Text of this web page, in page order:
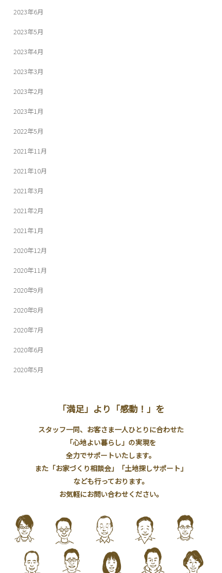
2023年6月
2023年5月
2023年4月
2023年3月
2023年2月
2023年1月
2022年5月
2021年11月
2021年10月
2021年3月
2021年2月
2021年1月
2020年12月
2020年11月
2020年9月
2020年8月
2020年7月
2020年6月
2020年5月
「満足」より「感動！」を
スタッフ一同、お客さま一人ひとりに合わせた
「心地よい暮らし」の実現を
全力でサポートいたします。
また「お家づくり相談会」「土地探しサポート」
なども行っております。
お気軽にお問い合わせください。